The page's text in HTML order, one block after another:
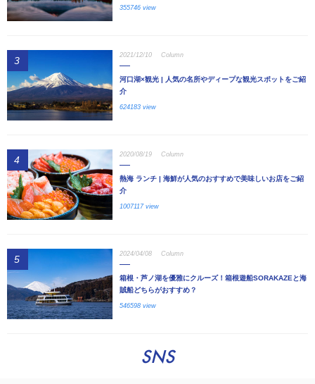
355746 view
3 2021/12/10 Column
河口湖×観光 | 人気の名所やディープな観光スポットをご紹
介
624183 view
4 2020/08/19 Column
熱海 ランチ | 海鮮が人気のおすすめで美味しいお店をご紹
介
1007117 view
5 2024/04/08 Column
箱根・芦ノ湖を優雅にクルーズ！箱根遊船SORAKAZEと海
賊船どちらがおすすめ？
546598 view
SNS